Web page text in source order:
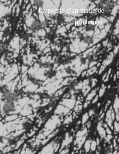
La poésie d'un matin de
printemps.